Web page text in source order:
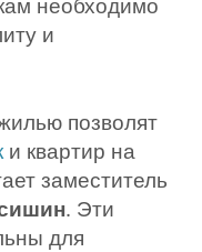
и
позволят
и квартир на
заместитель
. Эти
для